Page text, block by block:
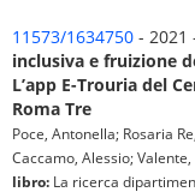
11573/1634750 - 2021
inclusiva e fruizione
L’app E-Trouria del
Roma Tre
Poce, Antonella; Rosaria
Caccamo, Alessio;
libro: La ricerca